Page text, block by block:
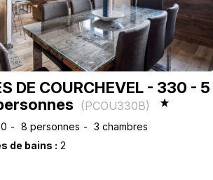
DE COURCHEVEL - 330 - 5
(PCOU330B)
8 personnes
3 chambres
de bains : 2